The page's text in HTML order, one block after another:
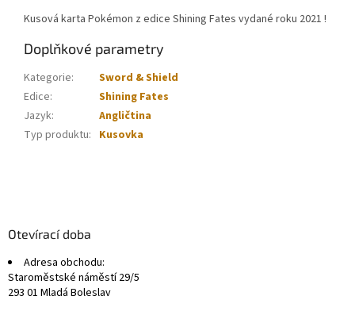
Kusová karta Pokémon z edice Shining Fates vydané roku 2021 !
Doplňkové parametry
Kategorie:
Sword & Shield
Edice:
Shining Fates
Jazyk:
Angličtina
Typ produktu: Kusovka
Otevírací doba
Adresa obchodu:
Staroměstské náměstí 29/5
293 01 Mladá Boleslav